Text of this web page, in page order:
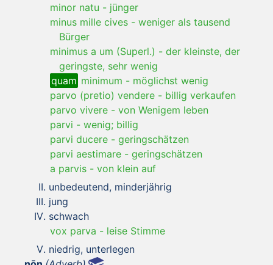
minor natu - jünger
minus mille cives - weniger als tausend
Bürger
minimus a um (Superl.) - der kleinste, der
geringste, sehr wenig
quam minimum - möglichst wenig
parvo (pretio) vendere - billig verkaufen
parvo vivere - von Wenigem leben
parvi - wenig; billig
parvi ducere - geringschätzen
parvi aestimare - geringschätzen
a parvis - von klein auf
unbedeutend, minderjährig
jung
schwach
vox parva - leise Stimme
niedrig, unterlegen